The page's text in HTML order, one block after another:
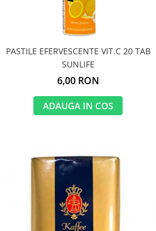
PASTILE EFERVESCENTE VIT.C 20 TAB
SUNLIFE
6,00 RON
ADAUGA IN COS